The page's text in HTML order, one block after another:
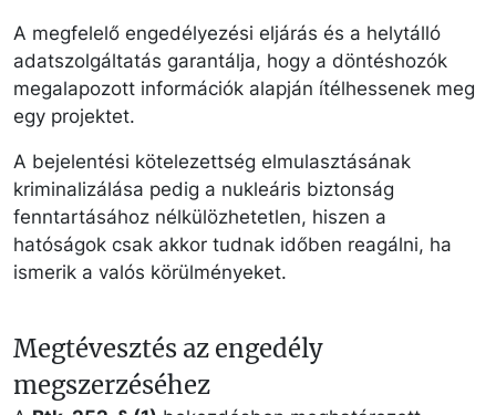
A megfelelő engedélyezési eljárás és a helytálló
adatszolgáltatás garantálja, hogy a döntéshozók
megalapozott információk alapján ítélhessenek meg
egy projektet.
A bejelentési kötelezettség elmulasztásának
kriminalizálása pedig a nukleáris biztonság
fenntartásához nélkülözhetetlen, hiszen a
hatóságok csak akkor tudnak időben reagálni, ha
ismerik a valós körülményeket.
Megtévesztés az engedély
megszerzéséhez